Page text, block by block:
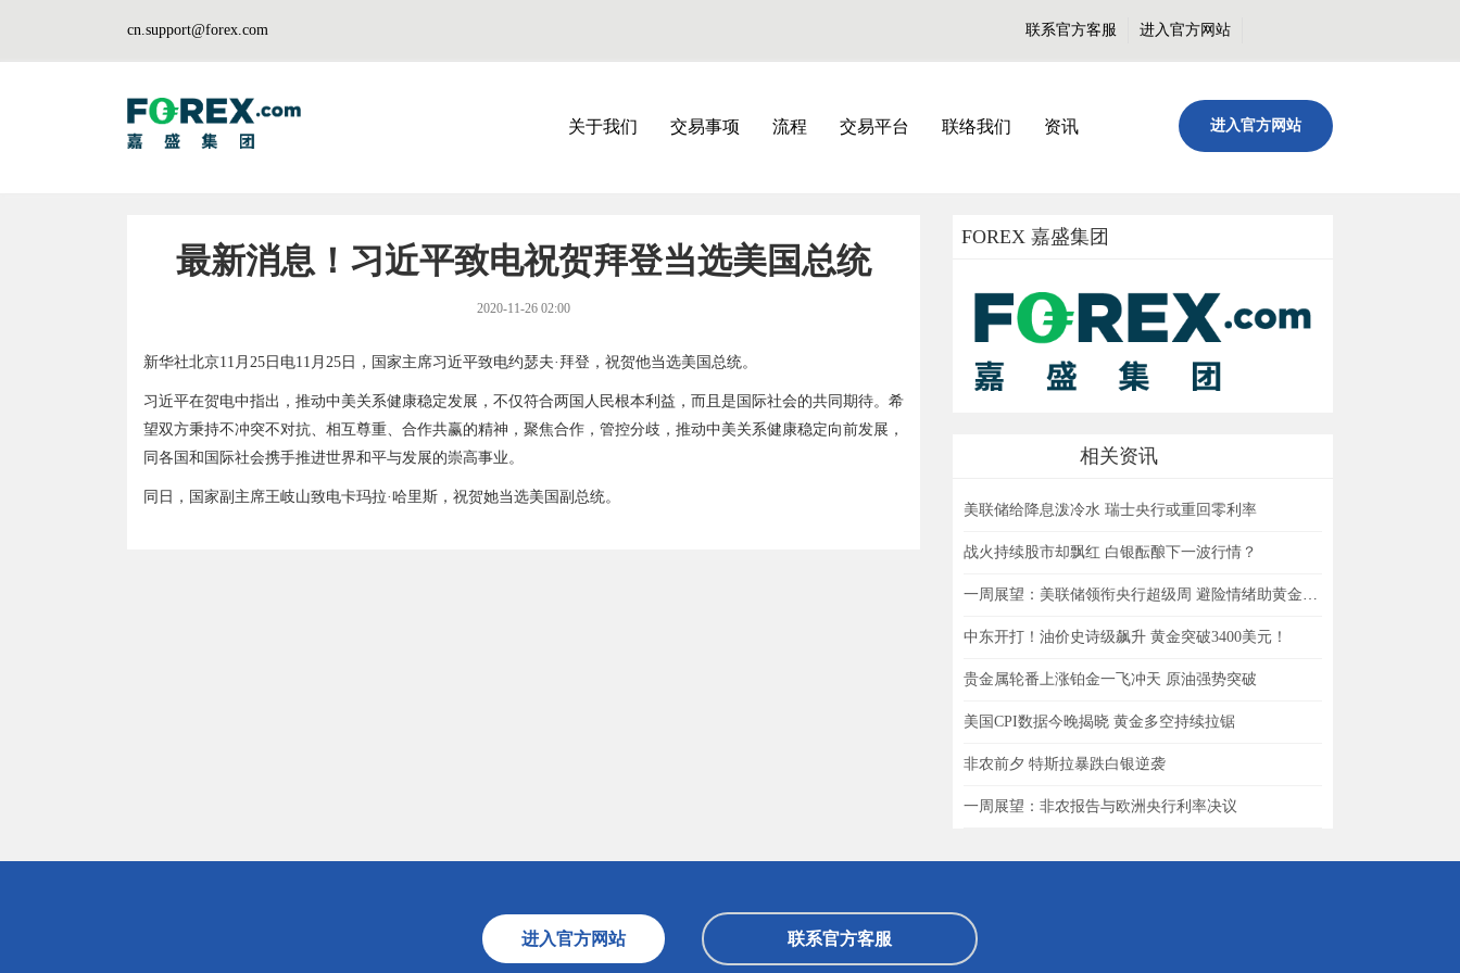
cn.support@forex.com 进入官方网站
联系官方客服
关于我们 交易事项 流程 交易平台 联络我们 资讯 进入官方网站
最新消息！习近平致电祝贺拜登当选美国总统
2020-11-26 02:00
新华社北京11月25日电11月25日，国家主席习近平致电约瑟夫·拜登，祝贺他当选美国总统。
习近平在贺电中指出，推动中美关系健康稳定发展，不仅符合两国人民根本利益，而且是国际社会的共同期待。希
望双方秉持不冲突不对抗、相互尊重、合作共赢的精神，聚焦合作，管控分歧，推动中美关系健康稳定向前发展，
同各国和国际社会携手推进世界和平与发展的崇高事业。
同日，国家副主席王岐山致电卡玛拉·哈里斯，祝贺她当选美国副总统。
FOREX 嘉盛集团
相关资讯
美联储给降息泼冷水 瑞士央行或重回零利率
战火持续股市却飘红 白银酝酿下一波行情？
中东开打！油价史诗级飙升 黄金突破3400美元！
贵金属轮番上涨铂金一飞冲天 原油强势突破
美国CPI数据今晚揭晓 黄金多空持续拉锯
非农前夕 特斯拉暴跌白银逆袭
一周展望：非农报告与欧洲央行利率决议
进入官方网站 联系官方客服